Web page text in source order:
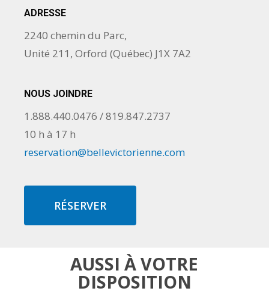
de sortir vos sacs à déchets, des frais de 25$
vous seront facturés si nous devons faire cette
respecté.
Fermer les lumières
Bien fermer la porte
ADRESSE
2240 chemin du Parc,
Unité 211, Orford (Québec) J1X 7A2
NOUS JOINDRE
1.888.440.0476 / 819.847.2737
10 h à 17 h
reservation@bellevictorienne.com
RÉSERVER
AUSSI À VOTRE
DISPOSITION